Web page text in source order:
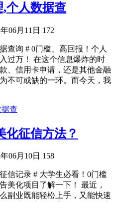
个人数据查
06月11日 172
查询 # 0门槛、高回报！个人
过万！ 在这个信息爆炸的时
、信用卡申请，还是其他金融
不可或缺的一环。而今天，我
化征信方法？
06月10日 158
信记录 # 大学生必看！0门槛
美化项目了解一下！ 最近，
副业既能轻松上手，又能快速